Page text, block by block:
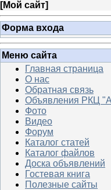
[Мой сайт]
Форма входа
Меню сайта
Главная страница
О нас
Обратная связь
Объявления РКЦ
Фото
Видео
Форум
Каталог статей
Каталог файлов
Доска объявлений
Гостевая книга
Полезные сайты